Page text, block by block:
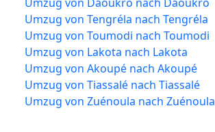
Umzug von Tengréla nach Tengréla
Umzug von Toumodi nach Toumodi
Umzug von Lakota nach Lakota
Umzug von Akoupé nach Akoupé
Umzug von Tiassalé nach Tiassalé
Umzug von Zuénoula nach Zuénoula